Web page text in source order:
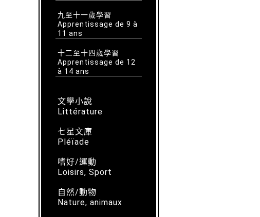
九至十一歲學習
Apprentissage de 9 à
11 ans
十二至十四歲學習
Apprentissage de 12
à 14 ans
文學小說
Littérature
七星文庫
Pléïade
嗜好/運動
Loisirs, Sport
自然/動物
Nature, animaux